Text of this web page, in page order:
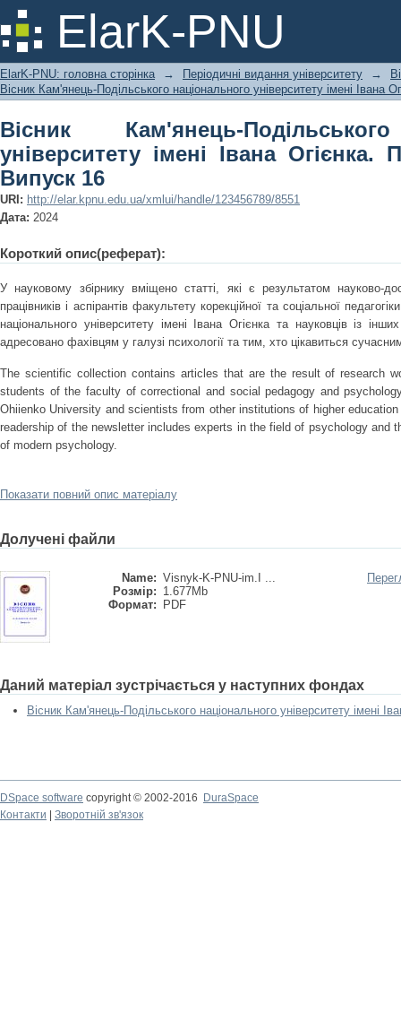
ElarK-PNU
Вісник Кам'янець-Подільського
Огієнка. Психологічні науки. Випуск
ElarK-PNU: головна сторінка → Періодичні видання університету →
Вісник Кам'янець-Подільського національного університету імені Івана
Вісник Кам'янець-
університету імені Івана Огієнка.
Випуск 16
URI: http://elar.kpnu.edu.ua/xmlui/handle/123456789/8551
Дата: 2024
Короткий опис(реферат):
У науковому збірнику вміщено статті, які є результатом науково-
працівників і аспірантів факультету корекційної та соціальної
національного університету імені Івана Огієнка та науковців із
адресовано фахівцям у галузі психології та тим, хто цікавиться
The scientific collection contains articles that are the result of research
students of the faculty of correctional and social pedagogy and
Ohiienko University and scientists from other institutions of higher
readership of the newsletter includes experts in the field of psychology and
of modern psychology.
Показати повний опис матеріалу
Долучені файли
Name: Visnyk-K-PNU-im.I ...
Розмір: 1.677Mb
Формат:
PDF
Даний матеріал зустрічається у наступних фондах
Вісник Кам'янець-Подільського національного університету імені
DSpace software copyright © 2002-2016
DuraSpace
Контакти
Зворотній зв'язок